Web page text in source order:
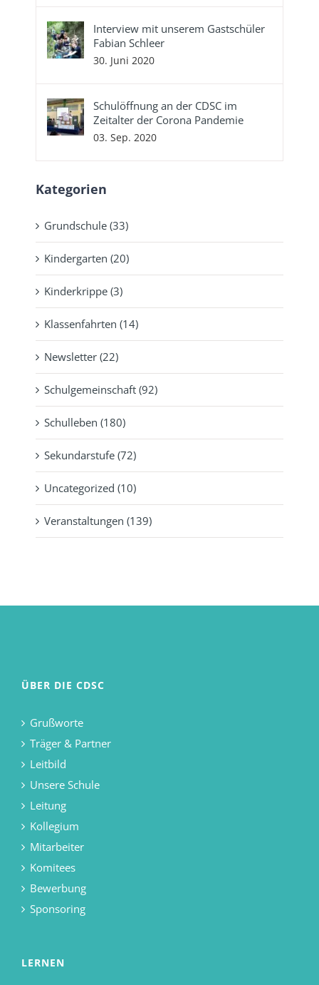
Interview mit unserem Gastschüler
Fabian Schleer
30. Juni 2020
Schulöffnung an der CDSC im
Zeitalter der Corona Pandemie
03. Sep. 2020
Kategorien
Grundschule (33)
Kindergarten (20)
Kinderkrippe (3)
Klassenfahrten (14)
Newsletter (22)
Schulgemeinschaft (92)
Schulleben (180)
Sekundarstufe (72)
Uncategorized (10)
Veranstaltungen (139)
ÜBER DIE CDSC
Grußworte
Träger & Partner
Leitbild
Unsere Schule
Leitung
Kollegium
Mitarbeiter
Komitees
Bewerbung
Sponsoring
LERNEN